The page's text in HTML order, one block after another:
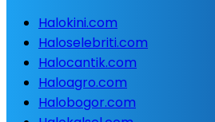
Halokini.com
Haloselebriti.com
Halocantik.com
Haloagro.com
Halobogor.com